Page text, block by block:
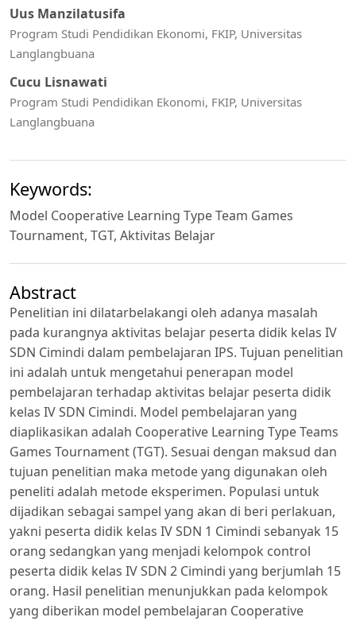
Uus Manzilatusifa
Program Studi Pendidikan Ekonomi, FKIP, Universitas
Langlangbuana
Cucu Lisnawati
Program Studi Pendidikan Ekonomi, FKIP, Universitas
Langlangbuana
Keywords:
Model Cooperative Learning Type Team Games
Tournament, TGT, Aktivitas Belajar
Abstract
Penelitian ini dilatarbelakangi oleh adanya masalah
pada kurangnya aktivitas belajar peserta didik kelas IV
SDN Cimindi dalam pembelajaran IPS. Tujuan penelitian
ini adalah untuk mengetahui penerapan model
pembelajaran terhadap aktivitas belajar peserta didik
kelas IV SDN Cimindi. Model pembelajaran yang
diaplikasikan adalah Cooperative Learning Type Teams
Games Tournament (TGT). Sesuai dengan maksud dan
tujuan penelitian maka metode yang digunakan oleh
peneliti adalah metode eksperimen. Populasi untuk
dijadikan sebagai sampel yang akan di beri perlakuan,
yakni peserta didik kelas IV SDN 1 Cimindi sebanyak 15
orang sedangkan yang menjadi kelompok control
peserta didik kelas IV SDN 2 Cimindi yang berjumlah 15
orang. Hasil penelitian menunjukkan pada kelompok
yang diberikan model pembelajaran Cooperative